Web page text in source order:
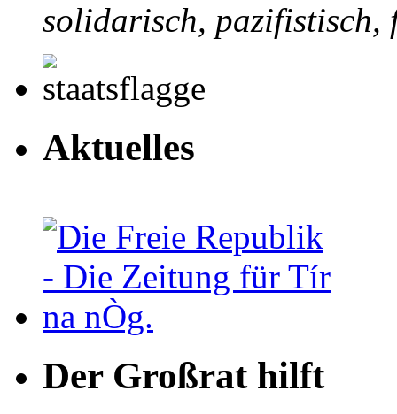
solidarisch, pazifistisch,
Aktuelles
Der Großrat hilft